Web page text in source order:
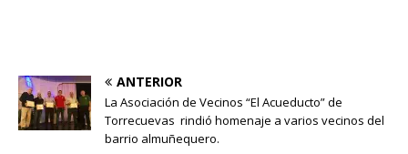
ANTERIOR
La Asociación de Vecinos “El Acueducto” de
Torrecuevas rindió homenaje a varios vecinos del
barrio almuñequero.